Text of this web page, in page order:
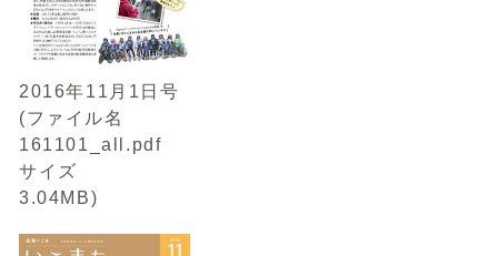
2016年11月1日号
(ファイル名
161101_all.pdf
サイズ
3.04MB)